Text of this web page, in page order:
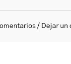
/ Dejar un